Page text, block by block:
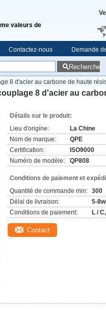
valeurs de
Contactez-nous Demande
Rechercher
8 d'acier au carbone de haute
8 d'acier au
Détails sur le produit:
Lieu d'origine:
La Chine
Nom de marque:
QPE
Certification:
ISO9000
Numéro de modèle:
QP808
Conditions de paiement et
Quantité de commande min: 300
Délai de livraison:
5-
Conditions de paiement:
L /
Contact